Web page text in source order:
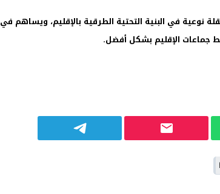
نوعية في البنية التحتية الطرقية بالإقليم، ويساهم في
جماعات الإقليم بشكل أفضل.